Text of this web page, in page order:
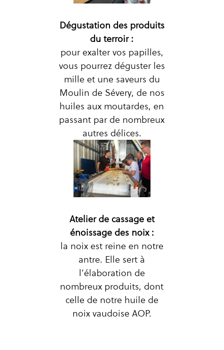
Dégustation des produits
du terroir :
pour exalter vos papilles,
vous pourrez déguster les
mille et une saveurs du
Moulin de Sévery, de nos
huiles aux moutardes, en
passant par de nombreux
autres délices.
Atelier de cassage et
énoissage des noix :
la noix est reine en notre
antre. Elle sert à
l’élaboration de
nombreux produits, dont
celle de notre huile de
noix vaudoise AOP.